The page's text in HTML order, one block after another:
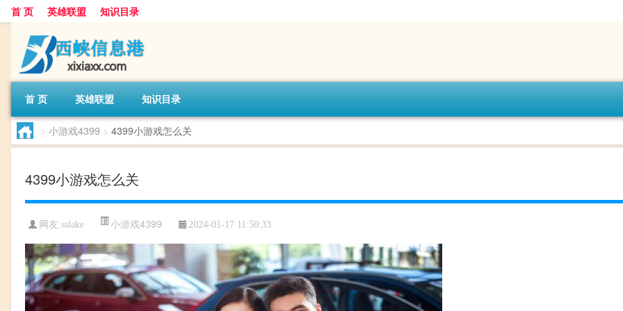
首 页 英雄联盟 知识目录
首 页 英雄联盟 知识目录
> 小游戏4399 > 4399小游戏怎么关
4399小游戏怎么关
网友:sslake 小游戏4399 2024-01-17 11:50:33